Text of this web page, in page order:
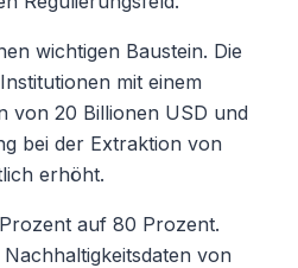
wichtigen Baustein. Die
mit einem
von 20 Billionen USD und
bei der Extraktion von
erhöht.
auf 80 Prozent.
von